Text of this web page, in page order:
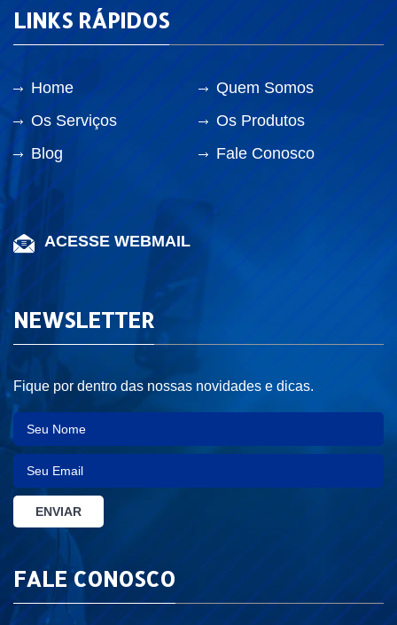
LINKS RÁPIDOS
Home
Quem Somos
Os Serviços
Os Produtos
Blog
Fale Conosco
ACESSE WEBMAIL
NEWSLETTER
Fique por dentro das nossas novidades e dicas.
FALE CONOSCO